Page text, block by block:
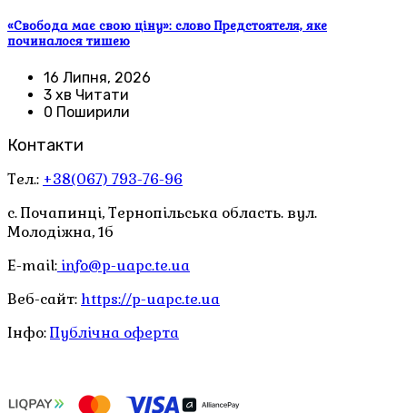
«Свобода має свою ціну»: слово Предстоятеля, яке
починалося тишею
16 Липня, 2026
3 хв Читати
0 Поширили
Контакти
Тел.: +38(067) 793-76-96
с. Почапинці, Тернопільська область. вул.
Молодіжна, 1б
E-mail: info@p-uapc.te.ua
Веб-сайт: https://p-uapc.te.ua
Інфо:Публічна оферта